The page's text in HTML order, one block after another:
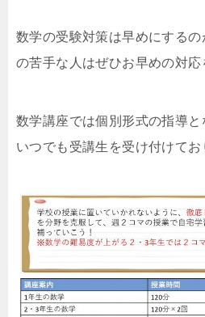
数学の受験対策は早めにする
の苦手な人はぜひお早めの対応
数学講座では個別形式の指導と
いつでも受講生を受け付けてお